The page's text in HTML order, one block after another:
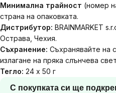
Минимална трайност (номер
страна на опаковката.
Дистрибутор: BRAINMARKET
Острава, Чехия.
Съхранение: Съхранявайте на
излагане на пряка слънчева
Тегло: 24 x 50 г
С покупката си ще